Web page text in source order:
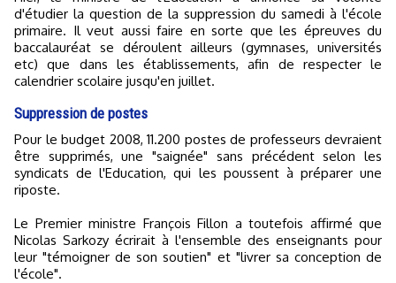
d'étudier la question de la suppression du samedi à l'école
primaire. Il veut aussi faire en sorte que les épreuves du
baccalauréat se déroulent ailleurs (gymnases, universités
etc) que dans les établissements, afin de respecter le
calendrier scolaire jusqu'en juillet.
Suppression de postes
Pour le budget 2008, 11.200 postes de professeurs devraient
être supprimés, une "saignée" sans précédent selon les
syndicats de l'Education, qui les poussent à préparer une
riposte.
Le Premier ministre François Fillon a toutefois affirmé que
Nicolas Sarkozy écrirait à l'ensemble des enseignants pour
leur "témoigner de son soutien" et "livrer sa conception de
l'école".